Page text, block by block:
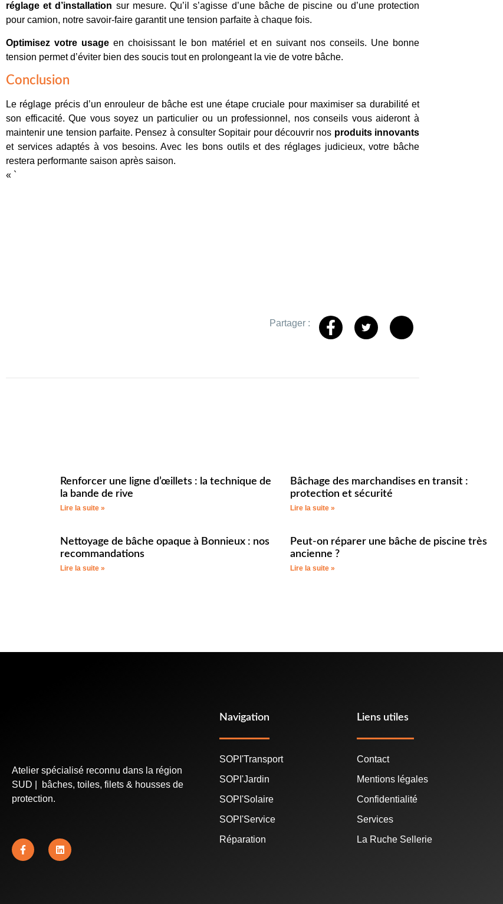
réglage et d’installation sur mesure. Qu’il s’agisse d’une bâche de piscine ou d’une protection
pour camion, notre savoir-faire garantit une tension parfaite à chaque fois.
Optimisez votre usage en choisissant le bon matériel et en suivant nos conseils. Une bonne
tension permet d’éviter bien des soucis tout en prolongeant la vie de votre bâche.
Conclusion
Le réglage précis d’un enrouleur de bâche est une étape cruciale pour maximiser sa durabilité et
son efficacité. Que vous soyez un particulier ou un professionnel, nos conseils vous aideront à
maintenir une tension parfaite. Pensez à consulter Sopitair pour découvrir nos produits innovants
et services adaptés à vos besoins. Avec les bons outils et des réglages judicieux, votre bâche
restera performante saison après saison.
« `
Partager :
Renforcer une ligne d’œillets : la technique de
la bande de rive
Lire la suite »
Bâchage des marchandises en transit :
protection et sécurité
Lire la suite »
Nettoyage de bâche opaque à Bonnieux : nos
recommandations
Lire la suite »
Peut-on réparer une bâche de piscine très
ancienne ?
Lire la suite »
Atelier spécialisé reconnu dans la région
SUD | bâches, toiles, filets & housses de
protection.
Navigation
SOPI'Transport
SOPI'Jardin
SOPI'Solaire
SOPI'Service
Réparation
Liens utiles
Contact
Mentions légales
Confidentialité
Services
La Ruche Sellerie